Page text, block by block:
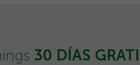
30 DÍAS